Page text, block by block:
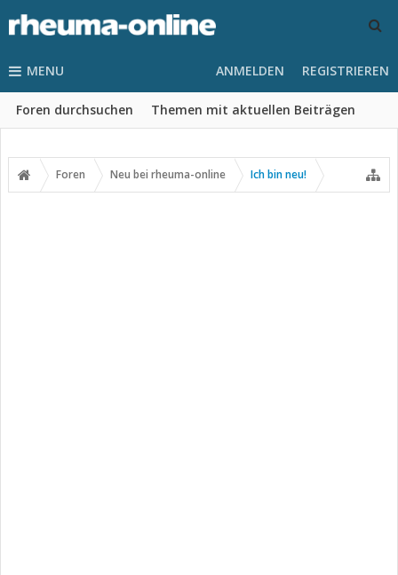
MENU
Foren durchsuchen Themen mit aktuellen Beiträgen
ANMELDEN REGISTRIEREN
Foren Neu bei rheuma-online Ich bin neu!